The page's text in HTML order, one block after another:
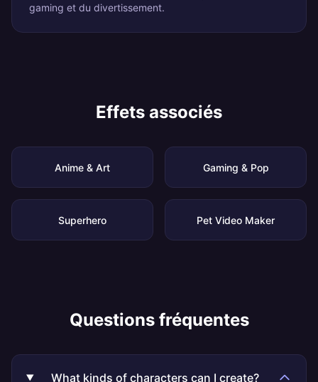
gaming et du divertissement.
Effets associés
Anime & Art Gaming & Pop
Superhero Pet Video Maker
Questions fréquentes
What kinds of characters can I create?